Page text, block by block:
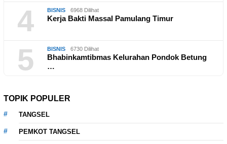
4 BISNIS 6968 Dilihat
Kerja Bakti Massal Pamulang Timur
5 BISNIS 6730 Dilihat
Bhabinkamtibmas Kelurahan Pondok Betung
…
TOPIK POPULER
TANGSEL
PEMKOT TANGSEL